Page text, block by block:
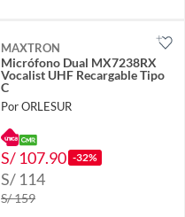
MAXTRON
Micrófono Dual MX7238RX
Vocalist UHF Recargable Tipo
C
Por ORLESUR
S/ 107.90 -32%
S/ 114
S/ 159